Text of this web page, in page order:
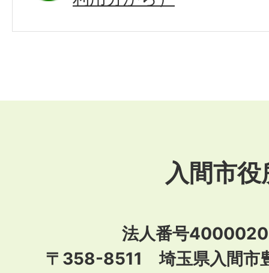
入間市役
法人番号
〒358-8511 埼玉県入間市